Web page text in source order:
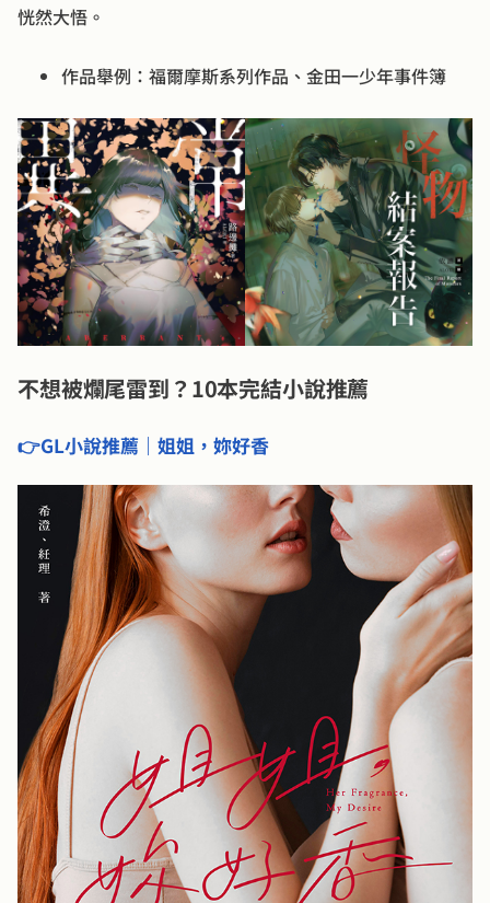
恍然大悟。
作品舉例：福爾摩斯系列作品、金田一少年事件簿
不想被爛尾雷到？10本完結小說推薦
👉GL小說推薦｜姐姐，妳好香